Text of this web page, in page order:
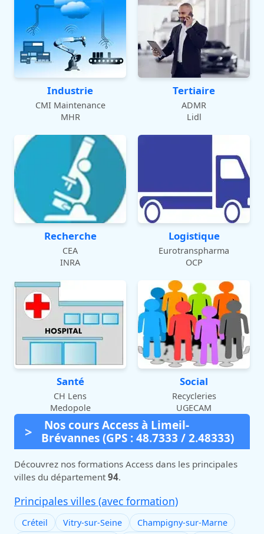
Industrie
CMI Maintenance
MHR
Tertiaire
ADMR
Lidl
Recherche
CEA
INRA
Logistique
Eurotranspharma
OCP
Santé
CH Lens
Medopole
Social
Recycleries
UGECAM
Nos cours Access à Limeil-
Brévannes (GPS : 48.7333 / 2.48333)
Découvrez nos formations Access dans les principales
villes du département 94.
Principales villes (avec formation)
Créteil Vitry-sur-Seine
Champigny-sur-Marne